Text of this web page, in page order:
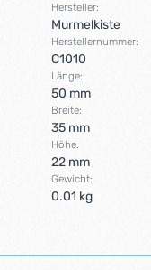
Hersteller:
Murmelkiste
Herstellernummer:
C1010
Länge:
50 mm
Breite:
35 mm
Höhe:
22 mm
Gewicht:
0.01 kg